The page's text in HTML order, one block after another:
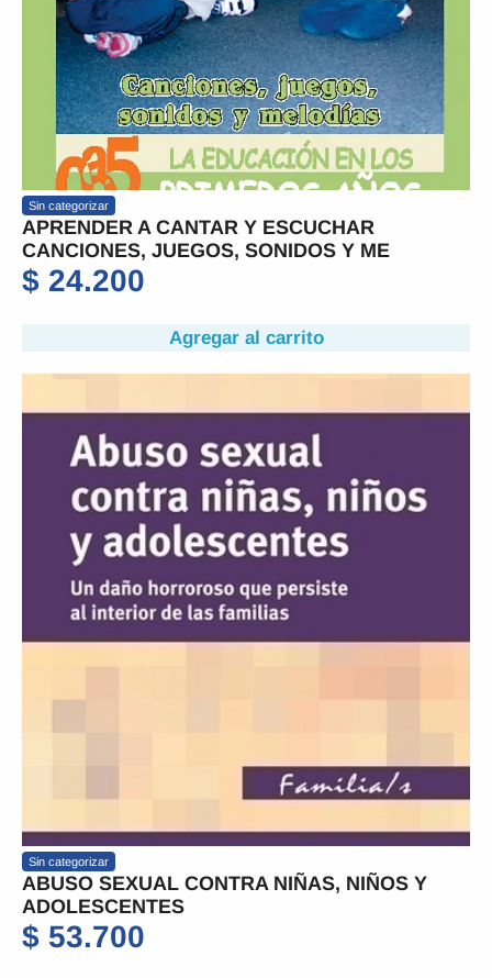
Sin categorizar
APRENDER A CANTAR Y ESCUCHAR
CANCIONES, JUEGOS, SONIDOS Y ME
$ 24.200
Agregar al carrito
Sin categorizar
ABUSO SEXUAL CONTRA NIÑAS, NIÑOS Y
ADOLESCENTES
$ 53.700